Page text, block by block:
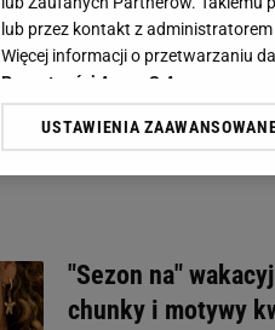
"Sezon na"
chunky i motywy
lub przez kontakt z
Więcej informacji o przetwarzaniu
Prywatności Agora S.A.
Klikając „Akceptuję” wyrażasz też
My, nasi Zaufani Partnerzy i Agora
Użycie dokładnych danych
USTAWIENIA